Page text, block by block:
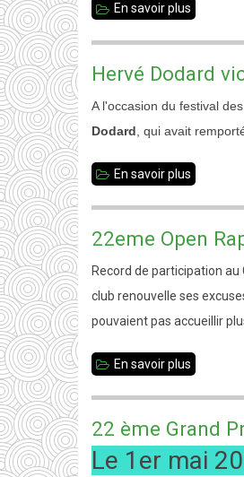
En savoir plus
blitz
n°
11
-
Résultats
Hervé Dodard
A l'occasion du festival
Dodard , qui avait
En savoir plus
vice-
de
Bretagne
22eme Open
Record de participation
club renouvelle ses
pouvaient pas accueillir
En savoir plus
Rapides
1er
22 ème Grand
Le 1er mai